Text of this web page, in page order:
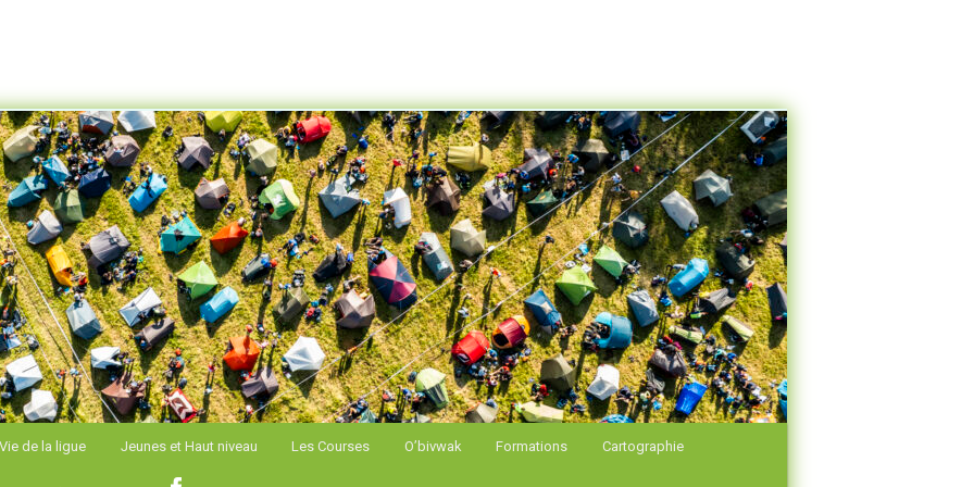
Alpes de Course d'Orientation
Vie de la ligue Jeunes et Haut niveau Les Courses O’bivwak Formations Cartographie